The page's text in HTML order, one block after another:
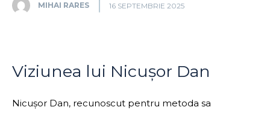
MIHAI RARES 16 SEPTEMBRIE 2025
Viziunea lui Nicușor Dan
Nicușor Dan, recunoscut pentru metoda sa